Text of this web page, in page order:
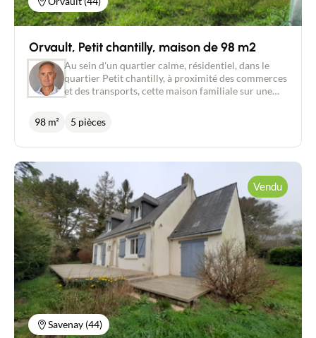
ce bien est exposé sont disponibles sur le site
Géorisques : www.georisques.gouv.fr Pour tout
de prendre contact avec Philippe BONDU au 07 87
50 83 17
Orvault, Petit chantilly, maison de 98 m2
Au sein d'un quartier calme, résidentiel, dans le
quartier Petit chantilly, à proximité des commerces
et des transports, cette maison familiale sur une
rapidement. Elle est composée au RDC d'un hall
avec dégagement, un salon séjour et une cuisine
facilement ouverte sur le salon séjour... A l'étage, le
palier distribue 3 chambres dont 1 dispose d'un
lavabo, d'une salle de bains avec un WC. Un grand
garage de 34 m2, grandes hauteurs avec portail
motorisé complète le bien. Chauffage gaz,
chaudière récente. Tableau électrique récent, mais
un rafraîchissement de la maison est à prévoir dans
le budget. Le prix affiché comprend les honoraires
de 4,5 % à charge acquéreur. Pour tout
renseignement, merci de prendre contact avec
Philippe BONDU au 07 87 50 83 17.
98 m² 5 pièces
Savenay (44)
Vendu